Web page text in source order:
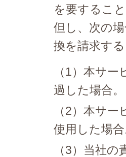
を要するこ
但し、次の
換を請求す
（1）本サ
過した場合。
（2）本サ
使用した場
（3）当社